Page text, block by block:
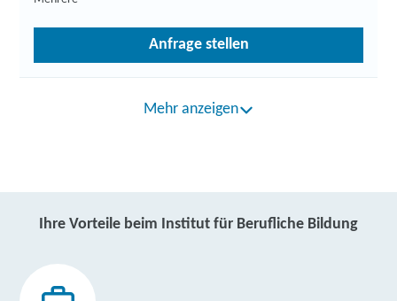
Anfrage stellen
Mehr anzeigen
Ihre Vorteile beim Institut für Berufliche Bildung